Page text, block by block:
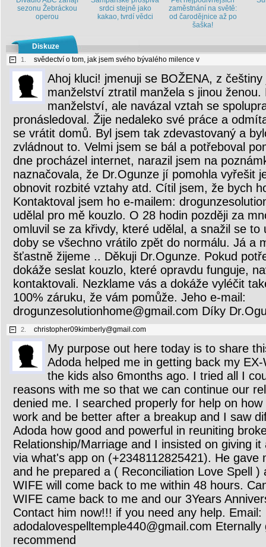
sezonu Žebráckou
operou
srdci stejně jako
kakao, tvrdí vědci
zaměstnání na světě:
od čarodějnice až po
šaška!
Diskuze
1. svědectví o tom, jak jsem svého bývalého milence v
Ahoj kluci! jmenuji se BOŽENA, z
manželství ztratil manžela s jinou ženou.
manželství, ale navázal vztah se
pronásledoval. Žije nedaleko své práce a
se vrátit domů. Byl jsem tak zdevastovaný a
zvládnout to. Velmi jsem se bál a potřeboval
dne procházel internet, narazil jsem na
naznačovala, že Dr.Ogunze jí pomohla vyřešit
obnovit rozbité vztahy atd. Cítil jsem, že bych
Kontaktoval jsem ho e-mailem:
udělal pro mě kouzlo. O 28 hodin později za
omluvil se za křivdy, které udělal, a snažil se to
doby se všechno vrátilo zpět do normálu. Já a
šťastně žijeme .. Děkuji Dr.Ogunze. Pokud
dokáže seslat kouzlo, které opravdu funguje,
kontaktovali. Nezklame vás a dokáže vyléčit
100% záruku, že vám pomůže. Jeho e-mail:
drogunzesolutionhome@gmail.com Díky
2. christopher09kimberly@gmail.com
My purpose out here today is to share
Adoda helped me in getting back my
the kids also 6months ago. I tried all I
reasons with me so that we can continue our
denied me. I searched properly for help on
work and be better after a breakup and I saw
Adoda how good and powerful in reuniting
Relationship/Marriage and I insisted on giving
via what's app on (+2348112825421). He gave
and he prepared a ( Reconciliation Love Spell
WIFE will come back to me within 48 hours.
WIFE came back to me and our 3Years
Contact him now!!! if you need any help. Email:
adodalovespelltemple440@gmail.com
recommend